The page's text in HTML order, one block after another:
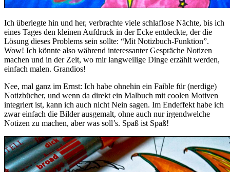
Ich überlegte hin und her, verbrachte viele schlaflose Nächte, bis ich
eines Tages den kleinen Aufdruck in der Ecke entdeckte, der die
Lösung dieses Problems sein sollte: “Mit Notizbuch-Funktion”.
Wow! Ich könnte also während interessanter Gespräche Notizen
machen und in der Zeit, wo mir langweilige Dinge erzählt werden,
einfach malen. Grandios!
Nee, mal ganz im Ernst: Ich habe ohnehin ein Faible für (nerdige)
Notizbücher, und wenn da direkt ein Malbuch mit coolen Motiven
integriert ist, kann ich auch nicht Nein sagen. Im Endeffekt habe ich
zwar einfach die Bilder ausgemalt, ohne auch nur irgendwelche
Notizen zu machen, aber was soll’s. Spaß ist Spaß!